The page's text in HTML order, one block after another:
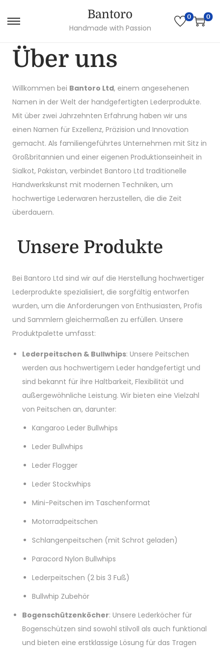
Bantoro
Handmade with Passion
0 0
Über uns
Willkommen bei Bantoro Ltd, einem angesehenen
Namen in der Welt der handgefertigten Lederprodukte.
Mit über zwei Jahrzehnten Erfahrung haben wir uns
einen Namen für Exzellenz, Präzision und Innovation
gemacht. Als familiengeführtes Unternehmen mit Sitz in
Großbritannien und einer eigenen Produktionseinheit in
Sialkot, Pakistan, verbindet Bantoro Ltd traditionelle
Handwerkskunst mit modernen Techniken, um
hochwertige Lederwaren herzustellen, die die Zeit
überdauern.
Unsere Produkte
Bei Bantoro Ltd sind wir auf die Herstellung hochwertiger
Lederprodukte spezialisiert, die sorgfältig entworfen
wurden, um die Anforderungen von Enthusiasten, Profis
und Sammlern gleichermaßen zu erfüllen. Unsere
Produktpalette umfasst:
Lederpeitschen & Bullwhips: Unsere Peitschen
werden aus hochwertigem Leder handgefertigt und
sind bekannt für ihre Haltbarkeit, Flexibilität und
außergewöhnliche Leistung. Wir bieten eine Vielzahl
von Peitschen an, darunter:
Kangaroo Leder Bullwhips
Leder Bullwhips
Leder Flogger
Leder Stockwhips
Mini-Peitschen im Taschenformat
Motorradpeitschen
Schlangenpeitschen (mit Schrot geladen)
Paracord Nylon Bullwhips
Lederpeitschen (2 bis 3 Fuß)
Bullwhip Zubehör
Bogenschützenköcher: Unsere Lederköcher für
Bogenschützen sind sowohl stilvoll als auch funktional
und bieten eine erstklassige Lösung für das Tragen